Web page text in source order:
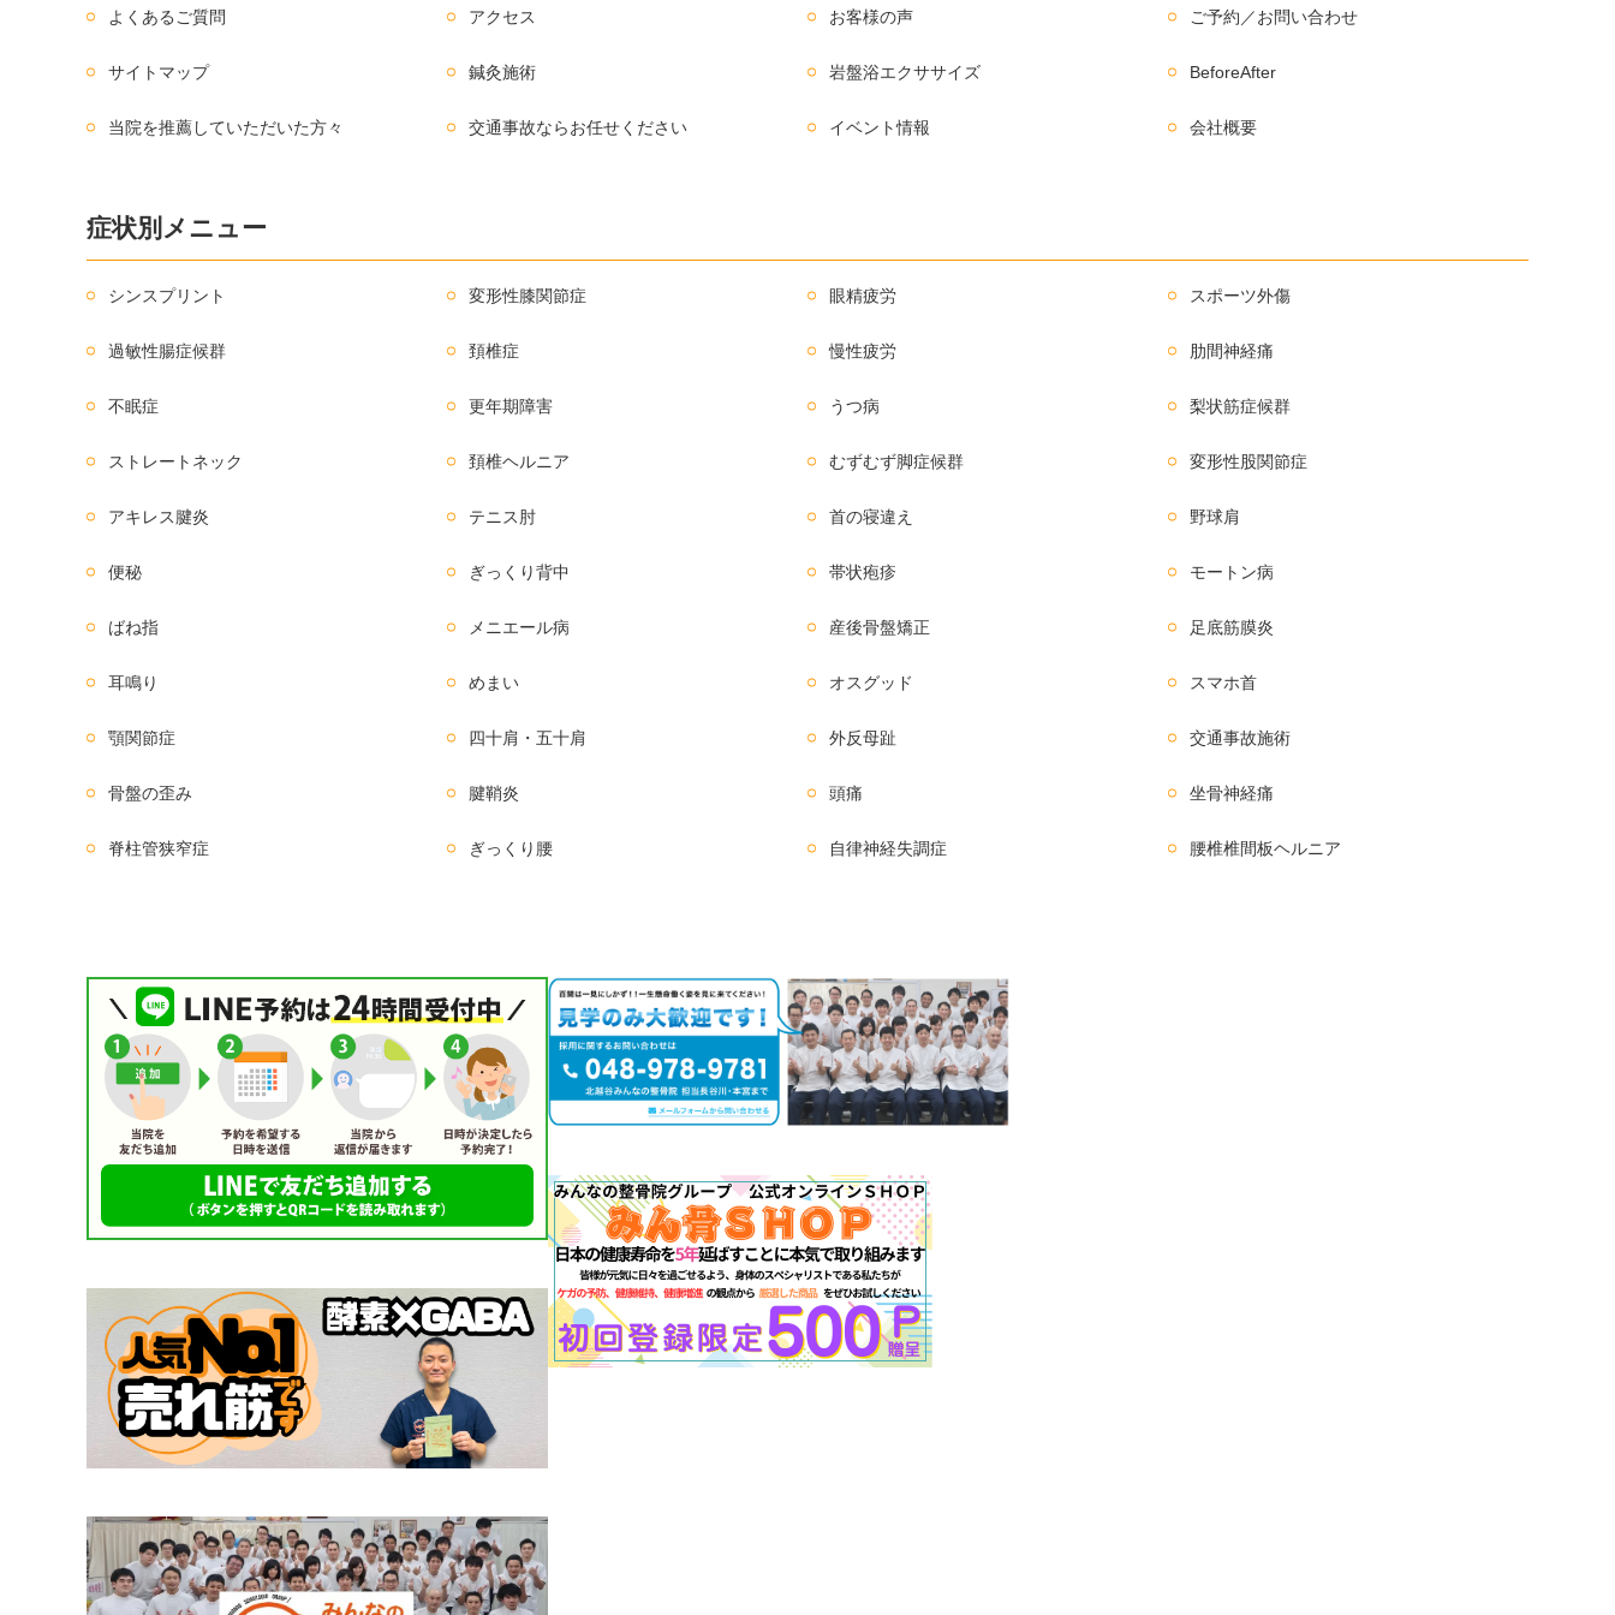
よくあるご質問 アクセス お客様の声 ご予約／お問い合わせ
サイトマップ 鍼灸施術 岩盤浴エクササイズ BeforeAfter
当院を推薦していただいた方々 交通事故ならお任せください イベント情報 会社概要
症状別メニュー
シンスプリント 変形性膝関節症 眼精疲労 スポーツ外傷
過敏性腸症候群 頚椎症 慢性疲労 肋間神経痛
不眠症 更年期障害 うつ病 梨状筋症候群
ストレートネック 頚椎ヘルニア むずむず脚症候群 変形性股関節症
アキレス腱炎 テニス肘 首の寝違え 野球肩
便秘 ぎっくり背中 帯状疱疹 モートン病
ばね指 メニエール病 産後骨盤矯正 足底筋膜炎
耳鳴り めまい オスグッド スマホ首
顎関節症 四十肩・五十肩 外反母趾 交通事故施術
骨盤の歪み 腱鞘炎 頭痛 坐骨神経痛
脊柱管狭窄症 ぎっくり腰 自律神経失調症 腰椎椎間板ヘルニア